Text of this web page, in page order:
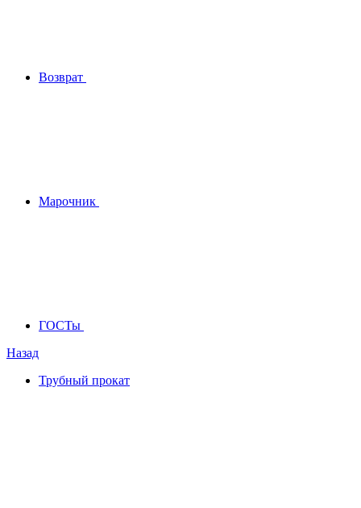
Возврат
Марочник
ГОСТы
Назад
Трубный прокат